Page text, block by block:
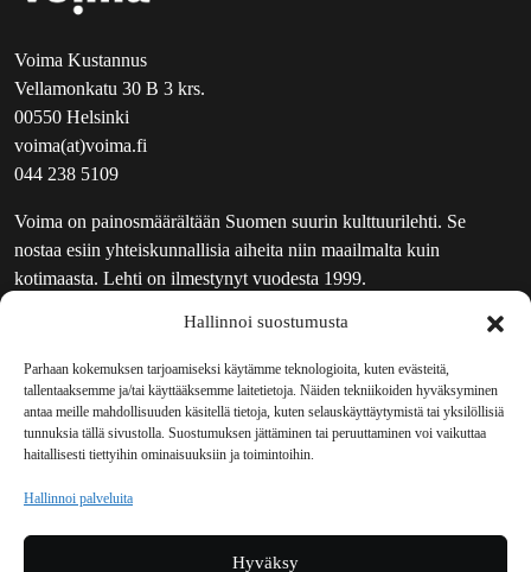
Hallinnoi suostumusta
Parhaan kokemuksen tarjoamiseksi käytämme teknologioita, kuten evästeitä,
tallentaaksemme ja/tai käyttääksemme laitetietoja. Näiden tekniikoiden hyväksyminen
antaa meille mahdollisuuden käsitellä tietoja, kuten selauskäyttäytymistä tai yksilöllisiä
tunnuksia tällä sivustolla. Suostumuksen jättäminen tai peruuttaminen voi vaikuttaa
haitallisesti tiettyihin ominaisuuksiin ja toimintoihin.
Hallinnoi palveluita
Hyväksy
Voima Kustannus
Vellamonkatu 30 B 3 krs.
00550 Helsinki
voima(at)voima.fi
044 238 5109
Voima on painosmäärältään Suomen suurin kulttuurilehti. Se
nostaa esiin yhteiskunnallisia aiheita niin maailmalta kuin
kotimaasta. Lehti on ilmestynyt vuodesta 1999.
UUTISKIRJE
MAINOSTAJILLE
VASTAMAINOKSET
JAKELUPAIKAT
REKISTERISELOSTE
TILAUKSEN PERUUTUSPYYNTÖ